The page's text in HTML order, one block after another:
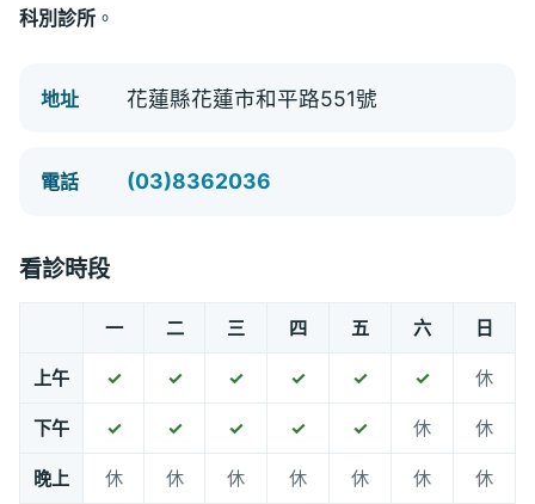
科別診所 。
地址 花蓮縣花蓮市和平路551號
電話 (03)8362036
看診時段
一 二 三 四 五 六 日
上午 ✓ ✓ ✓ ✓ ✓ ✓ 休
下午 ✓ ✓ ✓ ✓ ✓ 休 休
晚上 休 休 休 休 休 休 休